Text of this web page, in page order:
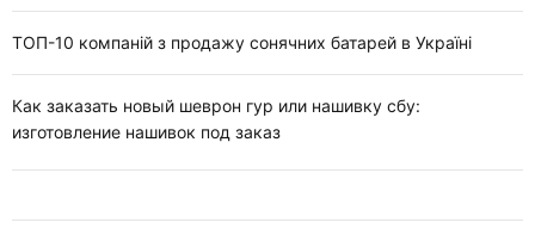
ТОП-10 компаній з продажу сонячних батарей в Україні
Как заказать новый шеврон гур или нашивку сбу:
изготовление нашивок под заказ